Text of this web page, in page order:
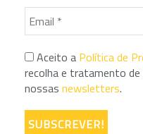
Aceito a Política de
recolha e tratamento
nossas newsletters.